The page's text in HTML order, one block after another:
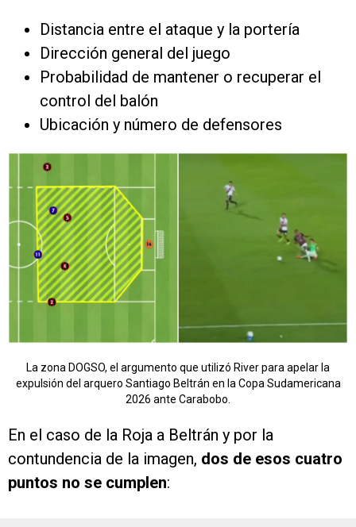
Distancia entre el ataque y la portería
Dirección general del juego
Probabilidad de mantener o recuperar el
control del balón
Ubicación y número de defensores
La zona DOGSO, el argumento que utilizó River para apelar la
expulsión del arquero Santiago Beltrán en la Copa Sudamericana
2026 ante Carabobo.
En el caso de la Roja a Beltrán y por la
contundencia de la imagen, dos de esos cuatro
puntos no se cumplen: